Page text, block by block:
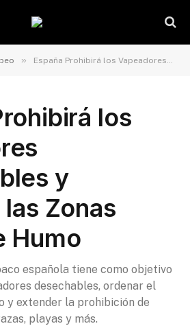
» España Prohibirá los Vapeadores Desechables y Ampliará las Zonas Libres de Humo
los
y
Zonas
Humo
española tiene como objetivo
desechables, ordenar el
y extender la prohibición de
playas y más.